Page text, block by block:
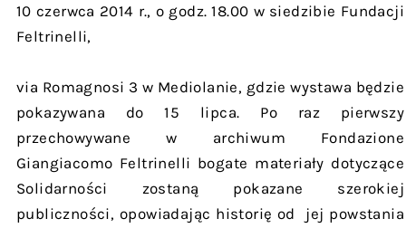
10 czerwca 2014 r., o godz. 18.00 w siedzibie Fundacji
Feltrinelli,
via Romagnosi 3 w Mediolanie, gdzie wystawa będzie
pokazywana do 15 lipca. Po raz pierwszy
przechowywane w archiwum Fondazione
Giangiacomo Feltrinelli bogate materiały dotyczące
Solidarności zostaną pokazane szerokiej
publiczności, opowiadając historię od jej powstania